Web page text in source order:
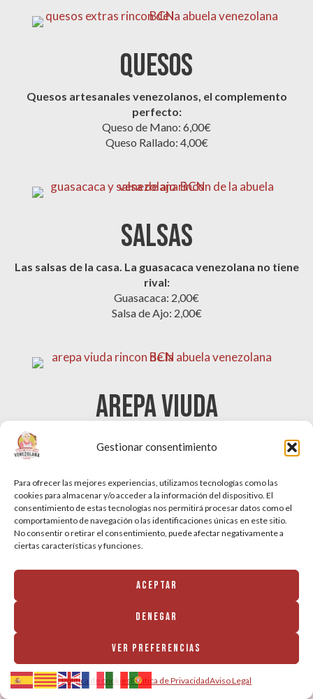
Gestionar consentimiento
Para ofrecer las mejores experiencias, utilizamos tecnologías como las
cookies para almacenar y/o acceder a la información del dispositivo. El
consentimiento de estas tecnologías nos permitirá procesar datos como el
comportamiento de navegación o las identificaciones únicas en este sitio.
No consentir o retirar el consentimiento, puede afectar negativamente a
ciertas características y funciones.
Aceptar
Denegar
Ver preferencias
Política de cookiesPolítica de PrivacidadAviso Legal
QUESOS
Quesos artesanales venezolanos, el complemento
perfecto:
Queso de Mano: 6,00€
Queso Rallado: 4,00€
SALSAS
Las salsas de la casa. La guasacaca venezolana no tiene
rival:
Guasacaca: 2,00€
Salsa de Ajo: 2,00€
AREPA VIUDA
Arepa Viuda: 2,50€
POSTRES
VENEZOLANOS
perfecto para una comida de verdad.